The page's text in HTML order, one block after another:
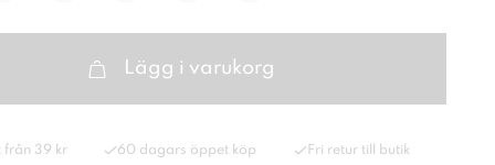
Lägg i varukorg
från 39 kr 60 dagars öppet köp Fri retur till butik